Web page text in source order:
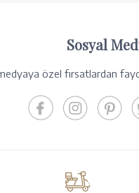
Sosyal
özel fırsatlardan